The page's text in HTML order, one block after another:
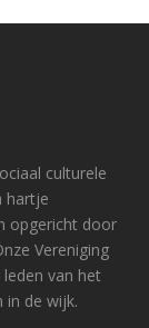
culturele
hartje
opgericht door
Vereniging
van het
in de wijk.